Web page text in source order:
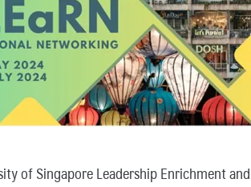
of Singapore Leadership Enrichment and